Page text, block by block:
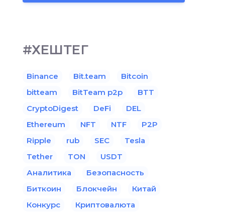
#ХЕШТЕГ
Binance Bit.team
Bitcoin
bitteam
BitTeam p2p
BTT
CryptoDigest
DeFi
DEL
Ethereum
NFT NTF
P2P
Ripple
rub SEC
Tesla
Tether
TON
USDT
Аналитика
Безопасность
Биткоин
Блокчейн
Китай
Конкурс
Криптовалюта